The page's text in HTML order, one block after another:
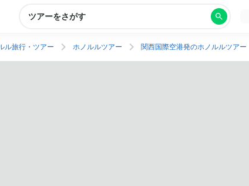
ツアーをさがす
ル旅行・ツアー ホノルルツアー 関西国際空港発のホノルルツアー